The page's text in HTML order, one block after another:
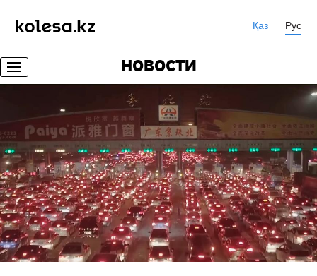
Қаз Рус
НОВОСТИ